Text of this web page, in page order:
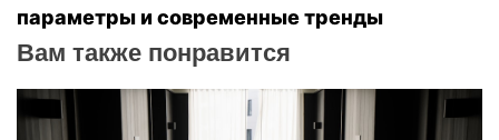
и
а
параметры и современные тренды
Вам также понравится